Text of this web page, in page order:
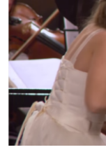
SÜRET
BLOGLAR
FİKİR
Русский
Українською